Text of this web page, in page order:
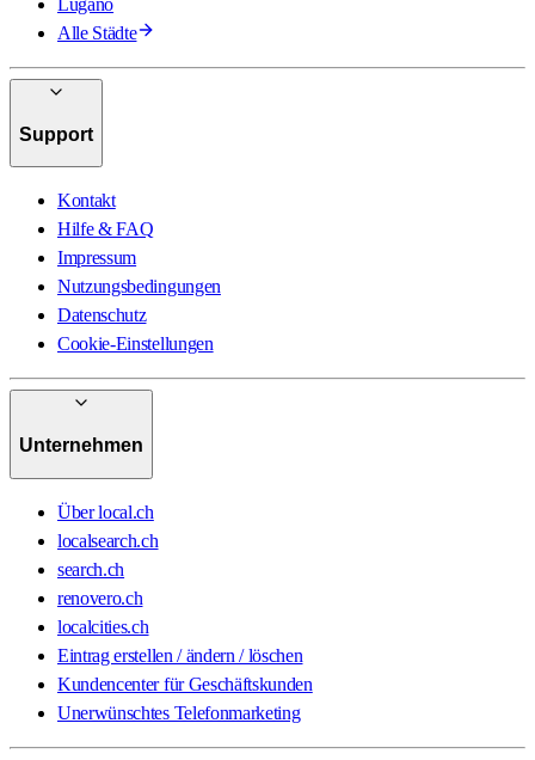
Lugano
Alle Städte
Support
Kontakt
Hilfe & FAQ
Impressum
Nutzungsbedingungen
Datenschutz
Cookie-Einstellungen
Unternehmen
Über local.ch
localsearch.ch
search.ch
renovero.ch
localcities.ch
Eintrag erstellen / ändern / löschen
Kundencenter für Geschäftskunden
Unerwünschtes Telefonmarketing